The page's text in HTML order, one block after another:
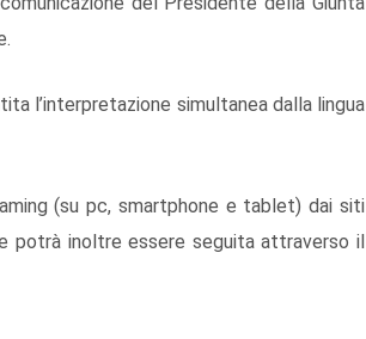
l’interpretazione simultanea dalla lingua
(su pc, smartphone e tablet) dai siti
potrà inoltre essere seguita attraverso il